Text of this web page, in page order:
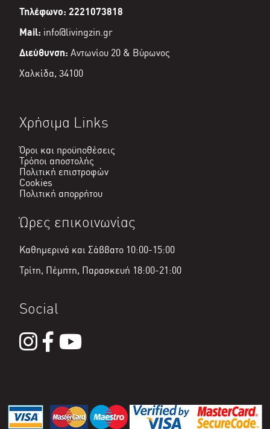
Τηλέφωνο: 2221073818
Mail: info@livingzin.gr
Διεύθυνση: Αντωνίου 20 & Βύρωνος
Χαλκίδα, 34100
Χρήσιμα Links
Όροι και προϋποθέσεις
Τρόποι αποστολής
Πολιτική επιστροφών
Cookies
Πολιτική απορρήτου
Ώρες επικοινωνίας
Καθημερινά και Σάββατο 10:00-15:00
Τρίτη, Πέμπτη, Παρασκευή 18:00-21:00
Social